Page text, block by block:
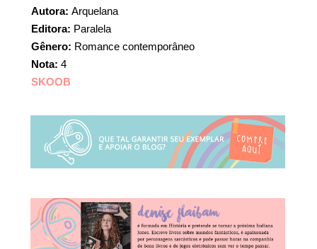
Autora: Arquelana
Editora: Paralela
Gênero: Romance contemporâneo
Nota: 4
SKOOB